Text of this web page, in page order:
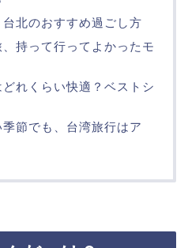
北のおすすめ過ごし方
持って行ってよかったモ
れくらい快適？ベストシ
節でも、台湾旅行はア